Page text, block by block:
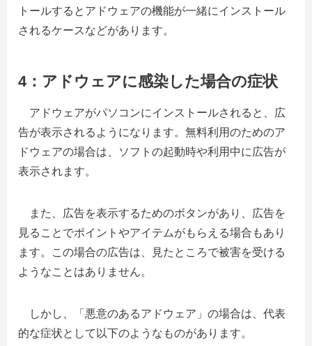
トールするとアドウェアの機能が一緒にインストール
されるケースなどがあります。
4：アドウェアに感染した場合の症状
アドウェアがパソコンにインストールされると、広
告が表示されるようになります。無料利用のためのア
ドウェアの場合は、ソフトの起動時や利用中に広告が
表示されます。
また、広告を表示するためのボタンがあり、広告を
見ることでポイントやアイテムがもらえる場合もあり
ます。この場合の広告は、見たところで被害を受ける
ようなことはありません。
しかし、「悪意のあるアドウェア」の場合は、代表
的な症状として以下のようなものがあります。